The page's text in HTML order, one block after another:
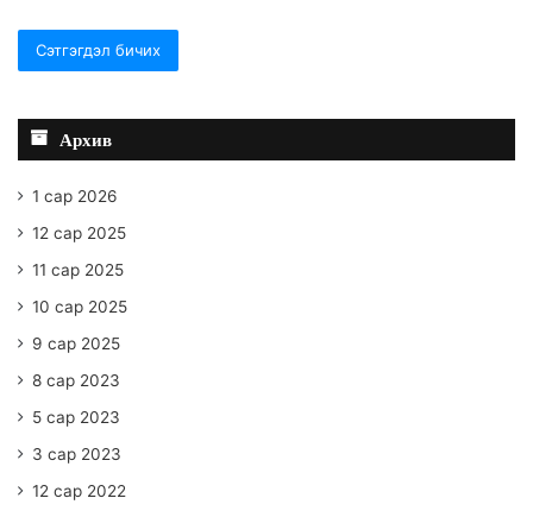
Архив
1 сар 2026
12 сар 2025
11 сар 2025
10 сар 2025
9 сар 2025
8 сар 2023
5 сар 2023
3 сар 2023
12 сар 2022